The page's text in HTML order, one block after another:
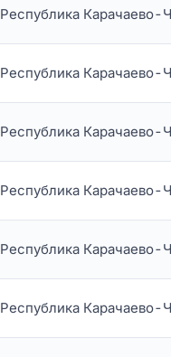
Республика Карачаево-
Республика Карачаево-
Республика Карачаево-
Республика Карачаево-
Республика Карачаево-
Республика Карачаево-